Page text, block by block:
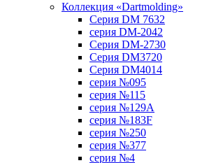
Коллекция «Dartmolding»
Серия DM 7632
серия DM-2042
Серия DM-2730
Серия DM3720
Серия DM4014
серия №095
серия №115
серия №129A
серия №183F
серия №250
серия №377
серия №4